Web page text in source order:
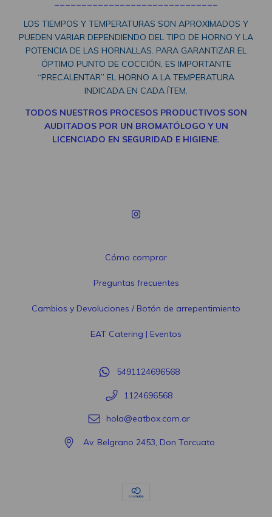
LOS TIEMPOS Y TEMPERATURAS SON APROXIMADOS Y
PUEDEN VARIAR DEPENDIENDO DEL TIPO DE HORNO Y LA
POTENCIA DE LAS HORNALLAS. PARA GARANTIZAR EL
ÓPTIMO PUNTO DE COCCIÓN, ES IMPORTANTE
“PRECALENTAR” EL HORNO A LA TEMPERATURA
INDICADA EN CADA ÍTEM.
TODOS NUESTROS PROCESOS PRODUCTIVOS SON
AUDITADOS POR UN BROMATÓLOGO Y UN
LICENCIADO EN SEGURIDAD E HIGIENE.
Cómo comprar
Preguntas frecuentes
Cambios y Devoluciones / Botón de arrepentimiento
EAT Catering | Eventos
5491124696568
1124696568
hola@eatbox.com.ar
Av. Belgrano 2453, Don Torcuato